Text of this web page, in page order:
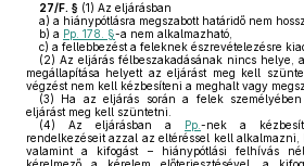
27/F. § (1) Az eljárásban
a) a hiánypótlásra megszabott határidő nem
b) a Pp. 178. §-a nem alkalmazható,
c) a fellebbezést a feleknek észrevételezésre
(2) Az eljárás félbeszakadásának nincs helye,
megállapítása helyett az eljárást meg kell
végzést nem kell kézbesíteni a meghalt vagy
(3) Ha az eljárás során a felek
eljárást meg kell szüntetni.
(4) Az eljárásban a Pp. -nek a
rendelkezéseit azzal az eltéréssel kell alkalmazni,
valamint a kifogást – hiánypótlási felhívás